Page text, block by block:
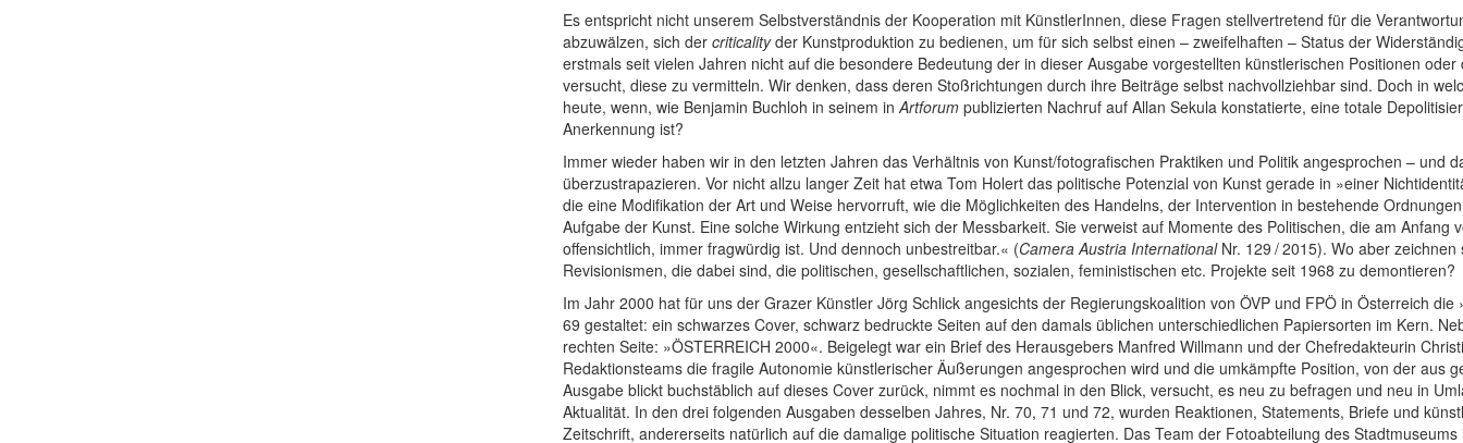
Es entspricht nicht unserem Selbstverständnis der Kooperation mit KünstlerInnen, diese Fragen stellvertretend für die
abzuwälzen, sich der criticalityder Kunstproduktion zu bedienen, um für sich selbst einen – zweifelhaften – Status der
erstmals seit vielen Jahren nicht auf die besondere Bedeutung der in dieser Ausgabe vorgestellten künstlerischen Positionen
versucht, diese zu vermitteln. Wir denken, dass deren Stoßrichtungen durch ihre Beiträge selbst nachvollziehbar sind. Doch in
heute, wenn, wie Benjamin Buchloh in seinem inArtforum publizierten Nachruf auf Allan Sekula konstatierte, eine totale
Anerkennung ist?
Immer wieder haben wir in den letzten Jahren das Verhältnis von Kunst/fotografischen Praktiken und Politik angesprochen – und
überzustrapazieren. Vor nicht allzu langer Zeit hat etwa Tom Holert das politische Potenzial von Kunst gerade in »einer
die eine Modifikation der Art und Weise hervorruft, wie die Möglichkeiten des Handelns, der Intervention in bestehende
Aufgabe der Kunst. Eine solche Wirkung entzieht sich der Messbarkeit. Sie verweist auf Momente des Politischen, die am
offensichtlich, immer fragwürdig ist. Und dennoch unbestreitbar.« (Camera Austria InternationalNr. 129 / 2015). Wo aber
Revisionismen, die dabei sind, die politischen, gesellschaftlichen, sozialen, feministischen etc. Projekte seit 1968 zu demontieren?
Im Jahr 2000 hat für uns der Grazer Künstler Jörg Schlick angesichts der Regierungskoalition von ÖVP und FPÖ in Österreich
69 gestaltet: ein schwarzes Cover, schwarz bedruckte Seiten auf den damals üblichen unterschiedlichen Papiersorten im Kern.
rechten Seite: »ÖSTERREICH 2000«. Beigelegt war ein Brief des Herausgebers Manfred Willmann und der Chefredakteurin
Redaktionsteams die fragile Autonomie künstlerischer Äußerungen angesprochen wird und die umkämpfte Position, von der aus
Ausgabe blickt buchstäblich auf dieses Cover zurück, nimmt es nochmal in den Blick, versucht, es neu zu befragen und neu in
Aktualität. In den drei folgenden Ausgaben desselben Jahres, Nr. 70, 71 und 72, wurden Reaktionen, Statements, Briefe und
Zeitschrift, andererseits natürlich auf die damalige politische Situation reagierten. Das Team der Fotoabteilung des